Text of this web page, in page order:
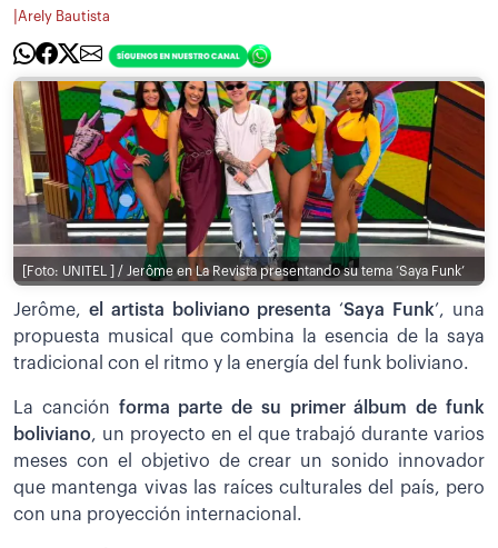
Arely Bautista
[Foto: UNITEL ] / Jerôme en La Revista presentando su tema ‘Saya Funk’
Jerôme, el artista boliviano presenta ‘Saya Funk’, una
propuesta musical que combina la esencia de la saya
tradicional con el ritmo y la energía del funk boliviano.
La canción forma parte de su primer álbum de funk
boliviano, un proyecto en el que trabajó durante varios
meses con el objetivo de crear un sonido innovador
que mantenga vivas las raíces culturales del país, pero
con una proyección internacional.